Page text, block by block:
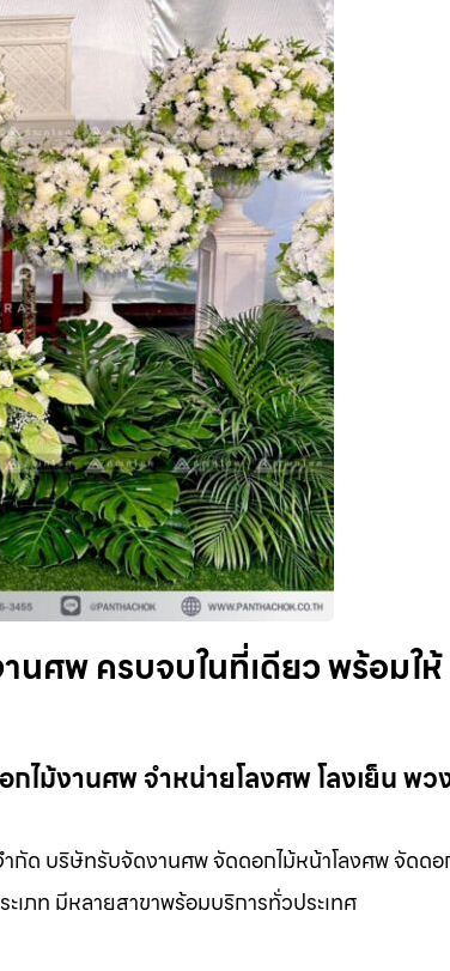
นศพ ครบจบในที่เดียว พร้อมให้
ไม้งานศพ จำหน่ายโลงศพ โลงเย็น พว
กัด บริษัทรับจัดงานศพ จัดดอกไม้หน้าโลงศพ จัดดอ
เภท มีหลายสาขาพร้อมบริการทั่วประเทศ